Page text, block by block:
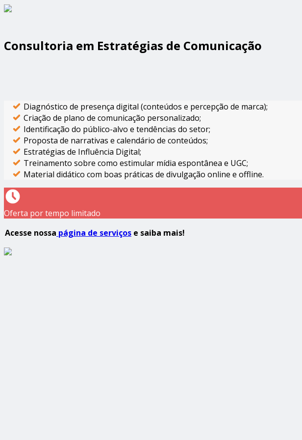
Consultoria em Estratégias de Comunicação
Diagnóstico de presença digital (conteúdos e percepção de marca);
Criação de plano de comunicação personalizado;
Identificação do público-alvo e tendências do setor;
Proposta de narrativas e calendário de conteúdos;
Estratégias de Influência Digital;
Treinamento sobre como estimular mídia espontânea e UGC;
Material didático com boas práticas de divulgação online e offline.
Oferta por tempo limitado
Acesse nossa página de serviços e saiba mais!